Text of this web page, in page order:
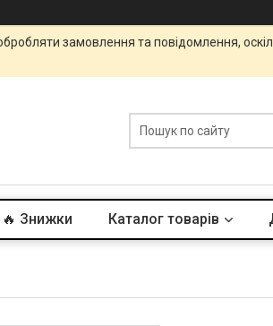
замовлення та повідомлення,
🔥 Знижки Каталог товарів